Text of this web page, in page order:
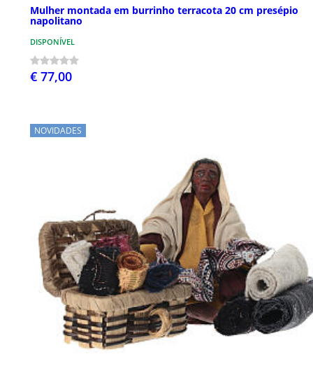
Mulher montada em burrinho terracota 20 cm presépio
napolitano
DISPONÍVEL
€ 77,00
NOVIDADES